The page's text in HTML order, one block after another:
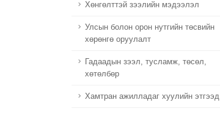
Хөнгөлттэй зээлийн мэдээлэл
Улсын болон орон нутгийн төсвийн
хөрөнгө оруулалт
Гадаадын зээл, тусламж, төсөл,
хөтөлбөр
Хамтран ажилладаг хуулийн этгээд